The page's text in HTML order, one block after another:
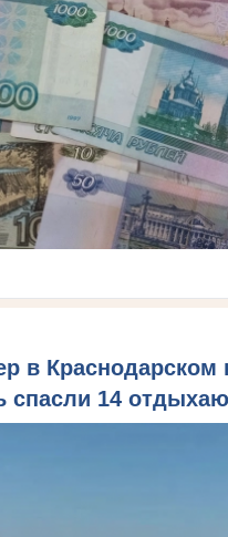
в Краснодарском
спасли 14